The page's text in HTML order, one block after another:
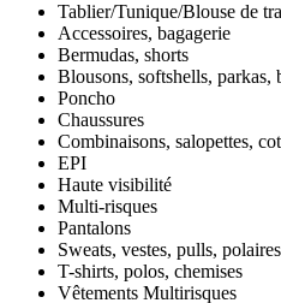
Tablier/Tunique/Blouse de
Accessoires, bagagerie
Bermudas, shorts
Blousons, softshells, parkas,
Poncho
Chaussures
Combinaisons, salopettes,
EPI
Haute visibilité
Multi-risques
Pantalons
Sweats, vestes, pulls, polaires
T-shirts, polos, chemises
Vêtements Multirisques